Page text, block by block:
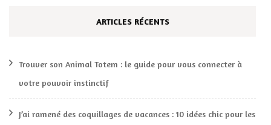
ARTICLES RÉCENTS
Trouver son Animal Totem : le guide pour vous connecter à
votre pouvoir instinctif
J’ai ramené des coquillages de vacances : 10 idées chic pour les